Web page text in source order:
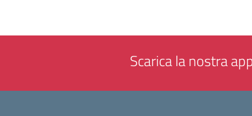
Scarica la nostra